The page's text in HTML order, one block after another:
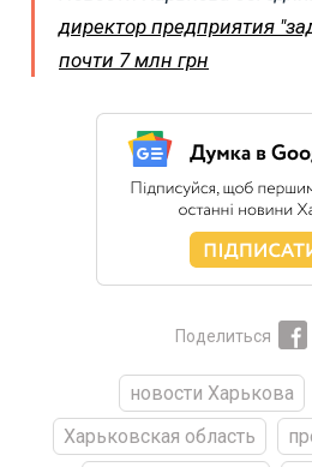
директор предприятия
почти 7 млн грн
Поделиться
новости Харькова
Харьковская область